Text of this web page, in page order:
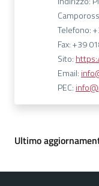
Telefono:
Fax: +39
Sito:
Email:
PEC:
Ultimo